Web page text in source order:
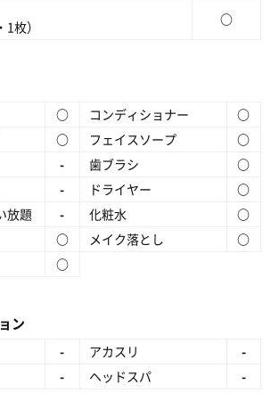
枚）
○
○ コンディショナー
○
○ フェイスソープ
○
- 歯ブラシ
○
- ドライヤー
○
放題
- 化粧水
○
○ メイク落とし
○
○
ン
- アカスリ
-
- ヘッドスパ -